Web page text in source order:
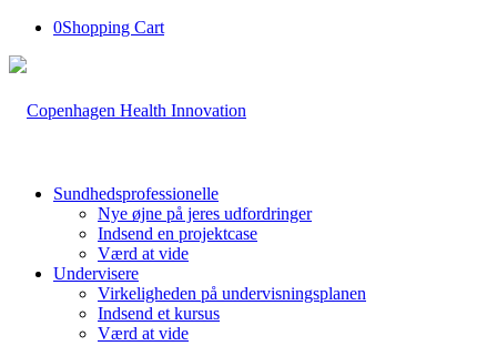
0Shopping Cart
Sundhedsprofessionelle
Nye øjne på jeres udfordringer
Indsend en projektcase
Værd at vide
Undervisere
Virkeligheden på undervisningsplanen
Indsend et kursus
Værd at vide